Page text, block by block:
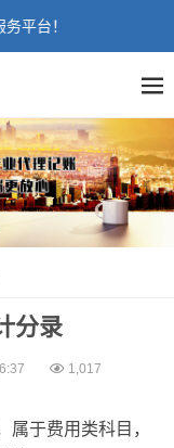
平台！
分录
1,017
于费用类科目，